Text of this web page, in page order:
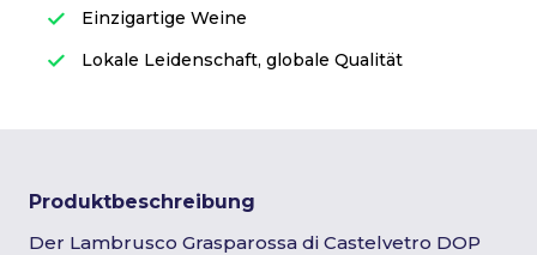
Einzigartige Weine
Lokale Leidenschaft, globale Qualität
Produktbeschreibung
Der Lambrusco Grasparossa di Castelvetro DOP